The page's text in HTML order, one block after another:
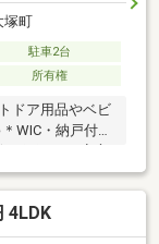
塚町
駐車2台
所有権
ドア用品やベビ
WIC・納戸付き
帖の主寝室
す。 大型ベッ
室を区切って2
燥機付きのキッ
4LDK